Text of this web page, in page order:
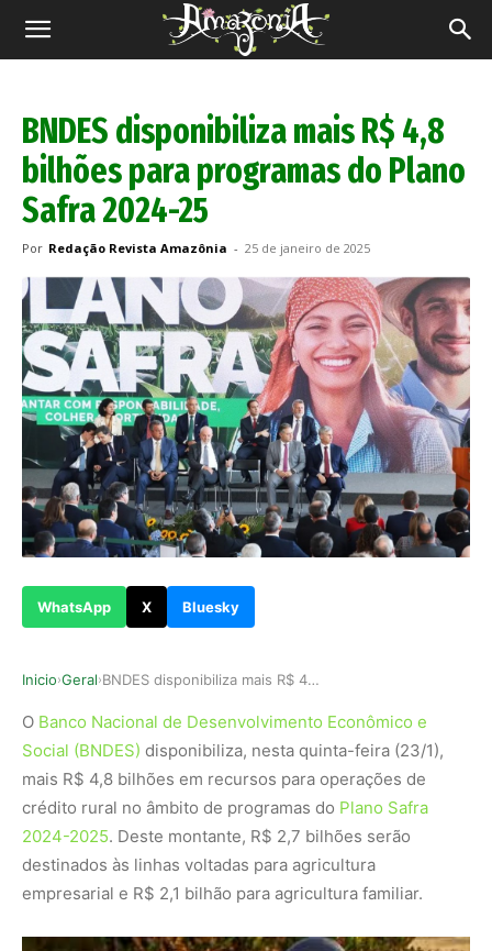
Revista
BNDES disponibiliza mais R$ 4,8
bilhões para programas do Plano
Safra 2024-25
Por Redação Revista Amazônia - 25 de janeiro de 2025
WhatsApp X Bluesky
Inicio›Geral› BNDES disponibiliza mais R$ 4,8 bilhões para pr…
O Banco Nacional de Desenvolvimento Econômico e
Social (BNDES) disponibiliza, nesta quinta-feira (23/1),
mais R$ 4,8 bilhões em recursos para operações de
crédito rural no âmbito de programas do Plano Safra
2024-2025. Deste montante, R$ 2,7 bilhões serão
destinados às linhas voltadas para agricultura
empresarial e R$ 2,1 bilhão para agricultura familiar.